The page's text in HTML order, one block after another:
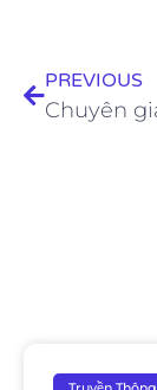
PREVIOUS